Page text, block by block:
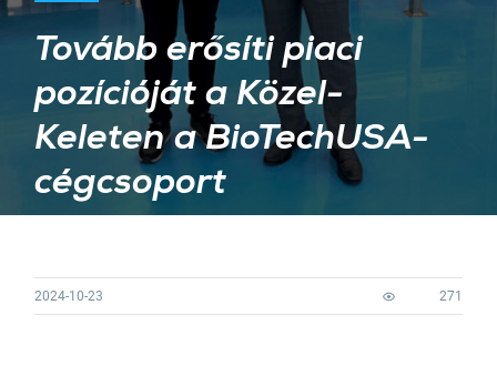
Tovább erősíti piaci
pozícióját a Közel-
Keleten a BioTechUSA-
cégcsoport
2024-10-23 271